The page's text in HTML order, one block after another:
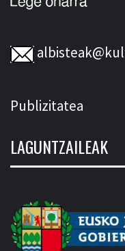
Publizitatea
LAGUNTZAILEAK